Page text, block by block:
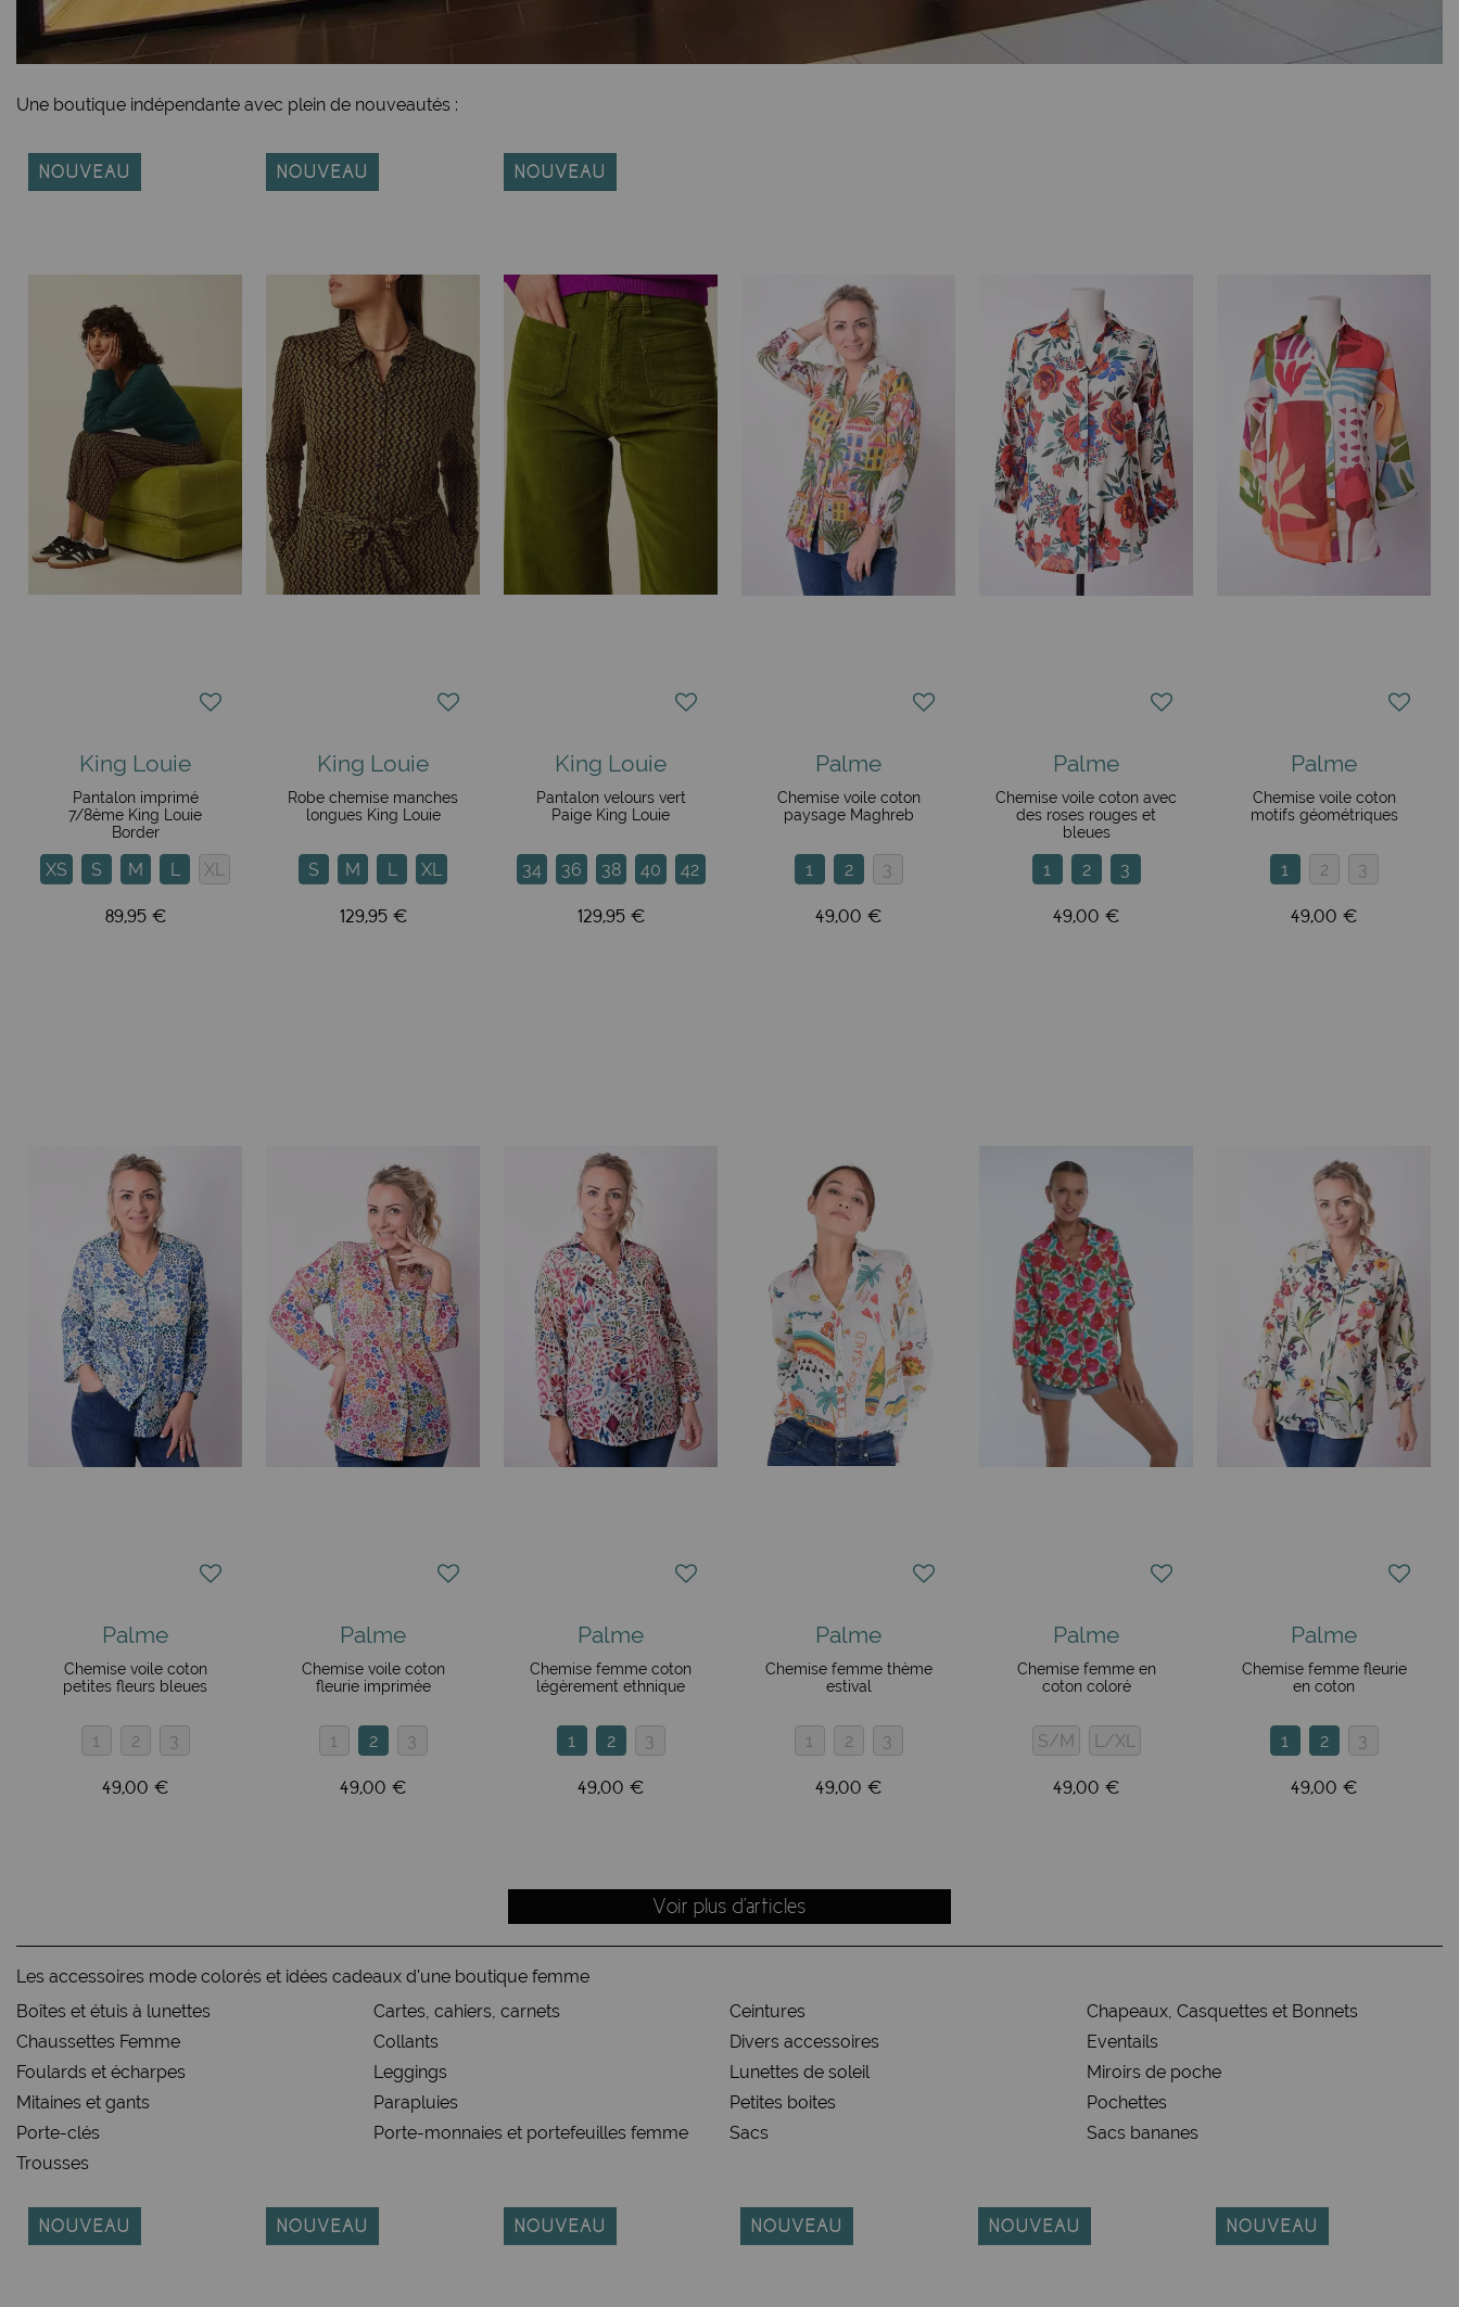
vous ne vendez pas du chiffon !"
Et la collection printemps été 2023 ?
robes fluides imprimées vertes foncé, mais aussi des pantalons fluides en viscose Ecovero écologique et ultra confortables quand les chaleurs vont arriver. Pour les jupes, nous
(Allemagne). Ces deux marques sont vraiement éthiques et écologiques ! La marque allemande fabrique plutôt du vêtement vintage vif et la marque australienne ressemeble un
peu à Desigual en style, très coloré et qui frappe l'oeil autant que l'imagination, et cela avec des grandes tailles jusqu'au 50 ! Le printemps été 2023 signe aussi le retour de
petite boutique indépendante les choix sont clairement orientés : qualité/prix, éthique de fabrication, écologie et style différent assumé !
Une boutique indépendante avec plein de nouveautés :
NOUVEAU
King Louie
Pantalon imprimé
7/8ème King Louie
Border
XS S M L XL
89,95 €
NOUVEAU
King Louie
Robe chemise manches
longues King Louie
S M L XL
129,95 €
NOUVEAU
King Louie
Pantalon velours vert
Paige King Louie
34 36 38 40 42
129,95 €
Palme
Chemise voile coton
paysage Maghreb
1 2 3
49,00 €
Palme
Chemise voile coton avec
des roses rouges et
bleues
1 2 3
49,00 €
Palme
Chemise voile coton
motifs géométriques
1 2 3
49,00 €
Palme
Chemise voile coton
petites fleurs bleues
1 2 3
49,00 €
Palme
Chemise voile coton
fleurie imprimée
1 2 3
49,00 €
Palme
Chemise femme coton
légèrement ethnique
1 2 3
49,00 €
Palme
Chemise femme thème
estival
1 2 3
49,00 €
Palme
Chemise femme en
coton coloré
S/M L/XL
49,00 €
Palme
Chemise femme fleurie
en coton
1 2 3
49,00 €
Voir plus d'articles
Les accessoires mode colorés et idées cadeaux d'une boutique femme
Boîtes et étuis à lunettes
Cartes, cahiers, carnets Ceintures
Chapeaux, Casquettes et Bonnets
Chaussettes Femme
Collants Divers accessoires
Eventails
Foulards et écharpes
Leggings Lunettes de soleil
Miroirs de poche
Mitaines et gants
Parapluies Petites boites
Pochettes
Porte-clés
Porte-monnaies et portefeuilles femme Sacs
Sacs bananes
Trousses
NOUVEAU NOUVEAU NOUVEAU NOUVEAU NOUVEAU NOUVEAU